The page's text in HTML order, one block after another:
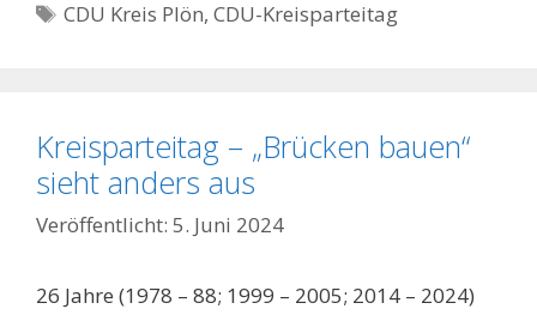
Schlagwörter
CDU Kreis Plön,CDU-Kreisparteitag
Kreisparteitag – „Brücken bauen“
sieht anders aus
5. Juni 2024
26 Jahre (1978 – 88; 1999 – 2005; 2014 – 2024)